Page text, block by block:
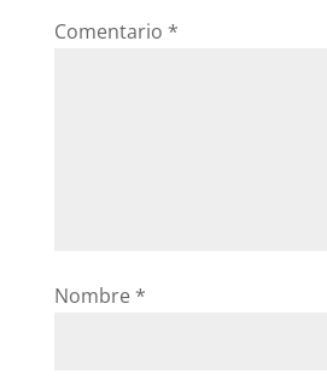
Comentario *
Nombre *